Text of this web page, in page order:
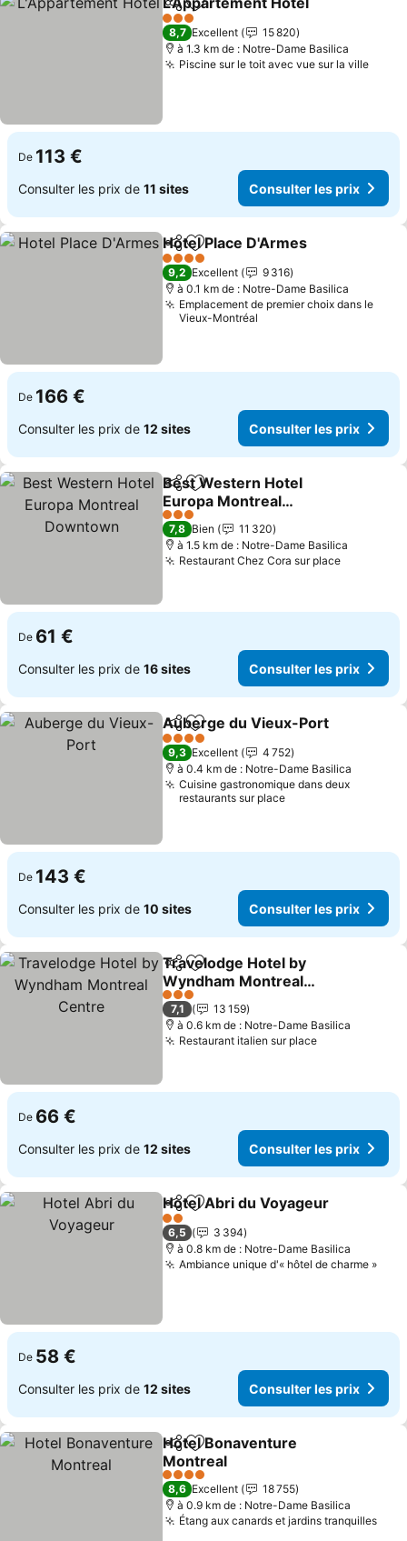
PartagerAjouter à mes favoris
3 Étoiles
8,7 Excellent
15 820
à 1.3 km de : Notre-Dame Basilica
Piscine sur le toit avec vue sur la ville
De 113 €
Consulter les prix de 11 sites Consulter les prix
PartagerAjouter à mes favoris
Hotel Place D'Armes
4 Étoiles
9,2 Excellent
9 316
à 0.1 km de : Notre-Dame Basilica
Emplacement de premier choix dans le
Vieux-Montréal
De 166 €
Consulter les prix de 12 sites Consulter les prix
PartagerAjouter à mes favoris
Best Western Hotel
Europa Montreal
Downtown
Consulter les prix
3 Étoiles
7,8 Bien
11 320
à 1.5 km de : Notre-Dame Basilica
Restaurant Chez Cora sur place
De 61 €
Consulter les prix de 16 sites Consulter les prix
PartagerAjouter à mes favoris
Auberge du Vieux-Port
4 Étoiles
9,3 Excellent
4 752
à 0.4 km de : Notre-Dame Basilica
Cuisine gastronomique dans deux
restaurants sur place
De 143 €
Consulter les prix de 10 sites Consulter les prix
PartagerAjouter à mes favoris
Travelodge Hotel by
Wyndham Montreal
Centre
Consulter les prix
3 Étoiles
7,1
13 159
à 0.6 km de : Notre-Dame Basilica
Restaurant italien sur placeConsulter
De 66 €
Consulter les prix de 12 sites Consulter les prix
PartagerAjouter à mes favoris
Hotel Abri du Voyageur
2 Étoiles
6,5
3 394
à 0.8 km de : Notre-Dame Basilica
Ambiance unique d'« hôtel de charme »
De 58 €
Consulter les prix de 12 sites Consulter les prix
PartagerAjouter à mes favoris
Hotel Bonaventure
Montreal
Consulter les prix
4 Étoiles
8,6 Excellent
18 755
à 0.9 km de : Notre-Dame Basilica
Étang aux canards et jardins tranquilles